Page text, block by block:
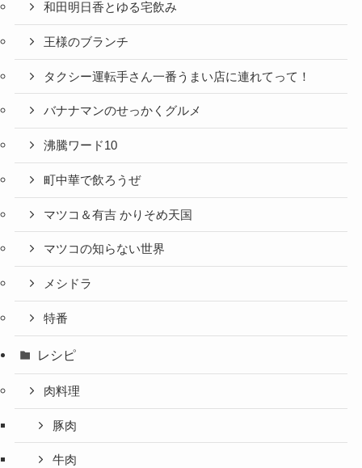
和田明日香とゆる宅飲み
王様のブランチ
タクシー運転手さん一番うまい店に連れてって！
バナナマンのせっかくグルメ
沸騰ワード10
町中華で飲ろうぜ
マツコ＆有吉 かりそめ天国
マツコの知らない世界
メシドラ
特番
レシピ
肉料理
豚肉
牛肉